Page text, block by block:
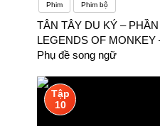
Phim Phim bộ
TÂN TÂY DU KÝ –
LEGENDS OF MONKEY
Phụ đề song ngữ
Tập
10